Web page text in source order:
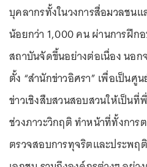
บุคลากรทั้งในวงการสื่อมวลชน
น้อยกว่า 1,000 คน ผ่านการฝึก
สถาบันจัดขึ้นอย่างต่อเนื่อง นอ
ตั้ง “สำนักข่าวอิศรา” เพื่อเป็น
ข่าวเชิงสืบสวนสอบสวนให้เป็น
ช่วงภาวะวิกฤติ ทำหน้าที่ทั้งการ
ตรวจสอบการทุจริตและประพฤ